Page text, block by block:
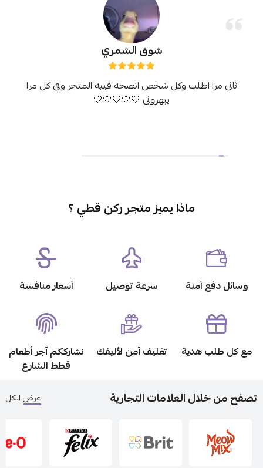
شوق الشمري
ثاني مرا اطلب وكل شخص انصحه فييه المتجر وفي كل مرا
يبهروني 🤍🤍🤍🤍🤍
ماذا يميز متجر ركن قطي ؟
وسائل دفع أمنة سرعة توصيل أسعار منافسة
مع كل طلب هدية تغليف آمن لأليفك
نشارككم آجر أطعام
قطط الشارع
تصفح من خلال العلامات التجارية عرض الكل